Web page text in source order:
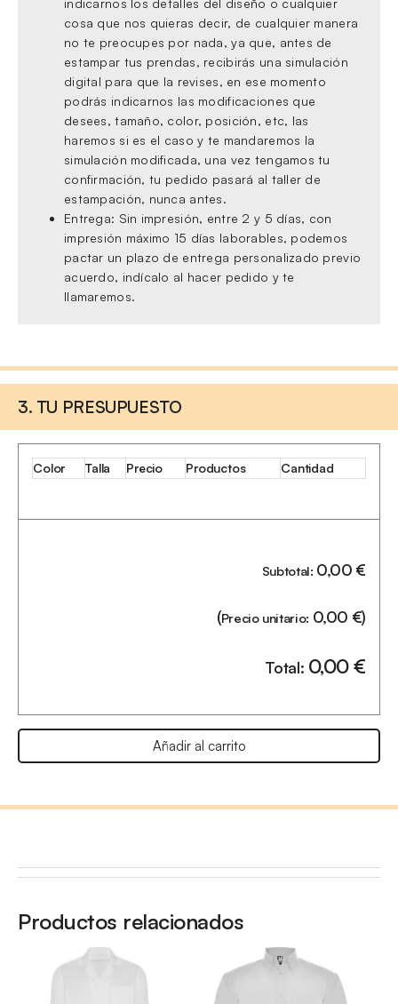
indicarnos los detalles del diseño o cualquier
cosa que nos quieras decir, de cualquier manera
no te preocupes por nada, ya que, antes de
estampar tus prendas, recibirás una simulación
digital para que la revises, en ese momento
podrás indicarnos las modificaciones que
desees, tamaño, color, posición, etc, las
haremos si es el caso y te mandaremos la
simulación modificada, una vez tengamos tu
confirmación, tu pedido pasará al taller de
estampación, nunca antes.
Entrega: Sin impresión, entre 2 y 5 días, con
impresión máximo 15 días laborables, podemos
pactar un plazo de entrega personalizado previo
acuerdo, indícalo al hacer pedido y te
llamaremos.
3. TU PRESUPUESTO
Color Talla Precio Productos Cantidad
Subtotal: 0,00€
(Precio unitario: 0,00 €)
Total: 0,00€
Añadir al carrito
Productos relacionados